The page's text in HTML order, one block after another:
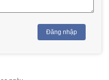
Đăng nhập